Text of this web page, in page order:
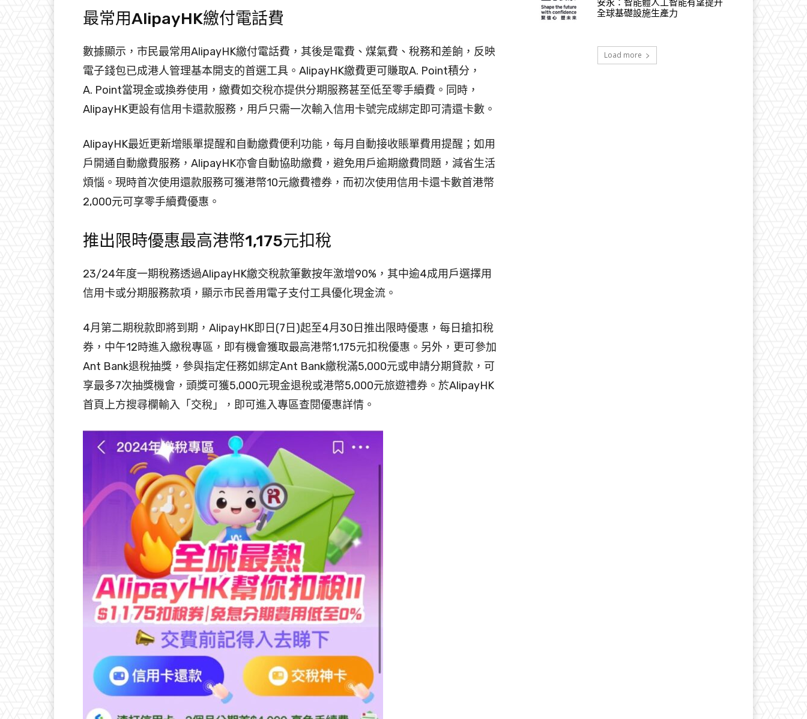
最常用AlipayHK繳付電話費
數據顯示，市民最常用AlipayHK繳付電話費，其後是電費、煤氣費、稅務和差餉，反映
電子錢包已成港人管理基本開支的首選工具。AlipayHK繳費更可賺取A. Point積分，
A. Point當現金或換券使用，繳費如交稅亦提供分期服務甚至低至零手續費。同時，
AlipayHK更設有信用卡還款服務，用戶只需一次輸入信用卡號完成綁定即可清還卡數。
AlipayHK最近更新增賬單提醒和自動繳費便利功能，每月自動接收賬單費用提醒；如用
戶開通自動繳費服務，AlipayHK亦會自動協助繳費，避免用戶逾期繳費問題，減省生活
煩惱。現時首次使用還款服務可獲港幣10元繳費禮券，而初次使用信用卡還卡數首港幣
2,000元可享零手續費優惠。
推出限時優惠最高港幣1,175元扣稅
23/24年度一期稅務透過AlipayHK繳交稅款筆數按年激增90%，其中逾4成用戶選擇用
信用卡或分期服務款項，顯示市民善用電子支付工具優化現金流。
4月第二期稅款即將到期，AlipayHK即日(7日)起至4月30日推出限時優惠，每日搶扣稅
券，中午12時進入繳稅專區，即有機會獲取最高港幣1,175元扣稅優惠。另外，更可參加
Ant Bank退稅抽獎，參與指定任務如綁定Ant Bank繳稅滿5,000元或申請分期貸款，可
享最多7次抽獎機會，頭獎可獲5,000元現金退稅或港幣5,000元旅遊禮券。於AlipayHK
首頁上方搜尋欄輸入「交稅」，即可進入專區查閱優惠詳情。
安永：智能體人工智能有望提升
全球基礎設施生產力
Load more